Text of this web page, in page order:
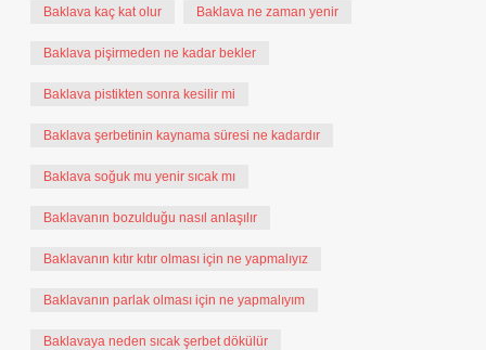
Baklava kaç kat olur Baklava ne zaman yenir
Baklava pişirmeden ne kadar bekler
Baklava pistikten sonra kesilir mi
Baklava şerbetinin kaynama süresi ne kadardır
Baklava soğuk mu yenir sıcak mı
Baklavanın bozulduğu nasıl anlaşılır
Baklavanın kıtır kıtır olması için ne yapmalıyız
Baklavanın parlak olması için ne yapmalıyım
Baklavaya neden sıcak şerbet dökülür